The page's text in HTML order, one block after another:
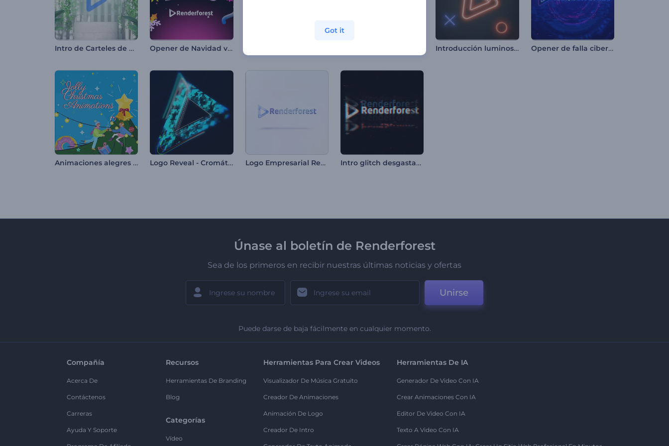
Intro de Carteles de Cristal Opener de Navidad vibrante Introducción luminosa para videojuegos Opener de falla cibernética
Animaciones alegres de Navidad Logo Reveal - Cromático Logo Empresarial Resplandeciente Intro glitch desgastado
Únase al boletín de Renderforest
Sea de los primeros en recibir nuestras últimas noticias y ofertas
Unirse
Puede darse de baja fácilmente en cualquier momento.
Compañía
Acerca De
Contáctenos
Carreras
Ayuda Y Soporte
Recursos
Herramientas De Branding
Blog
Categorías
Vídeo
Herramientas Para Crear Videos
Visualizador De Música Gratuito
Creador De Animaciones
Animación De Logo
Creador De Intro
Herramientas De IA
Generador De Video Con IA
Crear Animaciones Con IA
Editor De Video Con IA
Texto A Video Con IA
Got it